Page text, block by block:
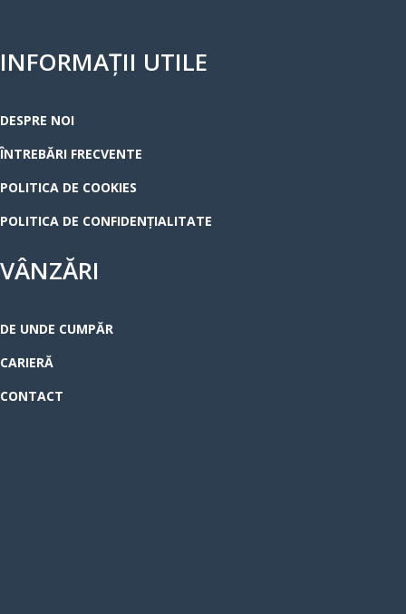
INFORMAȚII UTILE
DESPRE NOI
ÎNTREBĂRI FRECVENTE
POLITICA DE COOKIES
POLITICA DE CONFIDENȚIALITATE
VÂNZĂRI
DE UNDE CUMPĂR
CARIERĂ
CONTACT